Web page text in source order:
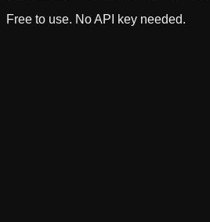
Free to use. No API key needed.